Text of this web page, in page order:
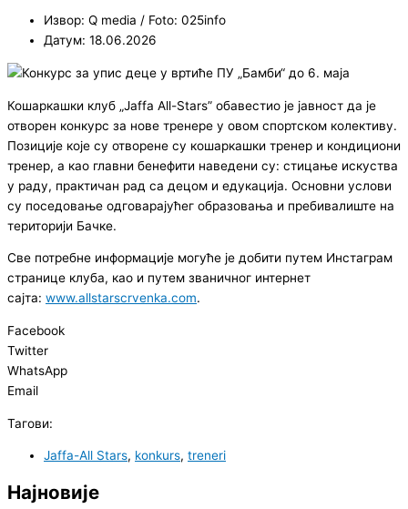
Извор: Q media / Foto: 025info
Датум: 18.06.2026
Кошаркашки клуб „Jaffa All-Stars” обавестио је јавност да је
отворен конкурс за нове тренере у овом спортском колективу.
Позиције које су отворене су кошаркашки тренер и кондициони
тренер, а као главни бенефити наведени су: стицање искуства
у раду, практичан рад са децом и едукација. Основни услови
су поседовање одговарајућег образовања и пребивалиште на
територији Бачке.
Све потребне информације могуће је добити путем Инстаграм
странице клуба, као и путем званичног интернет
сајта: www.allstarscrvenka.com.
Facebook
Twitter
WhatsApp
Email
Тагови:
Jaffa-All Stars, konkurs, treneri
Најновије